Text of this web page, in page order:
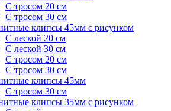
С тросом 20 см
С тросом 30 см
клипсы 45мм с рисунком
С леской 20 см
С леской 30 см
С тросом 20 см
С тросом 30 см
клипсы 45мм
С тросом 30 см
клипсы 35мм с рисунком